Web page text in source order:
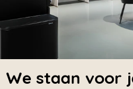
We staan voor